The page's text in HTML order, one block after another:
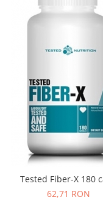
REDCON1
Revoflex
Scivation
Skill Nutrition
Smart Shake
Swanson
Under Armour
Universal
Vitargo
Tested Fiber-X 180
62,71 RON